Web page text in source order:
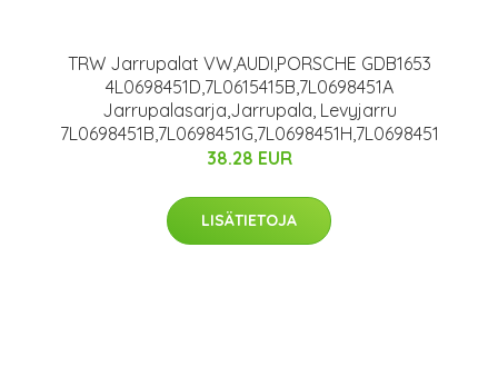
TRW Jarrupalat VW,AUDI,PORSCHE GDB1653
4L0698451D,7L0615415B,7L0698451A
Jarrupalasarja,Jarrupala, Levyjarru
7L0698451B,7L0698451G,7L0698451H,7L0698451
38.28 EUR
LISÄTIETOJA